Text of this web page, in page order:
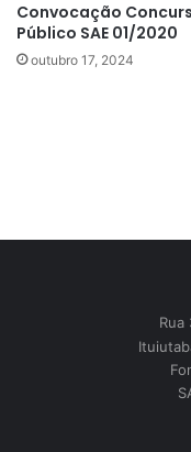
Convocação
Público SAE 01/2020
outubro 17, 2024
Rua